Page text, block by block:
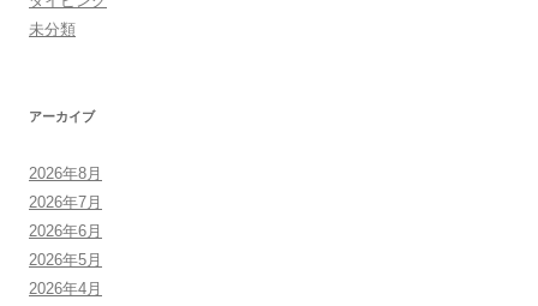
未分類
アーカイブ
2026年8月
2026年7月
2026年6月
2026年5月
2026年4月